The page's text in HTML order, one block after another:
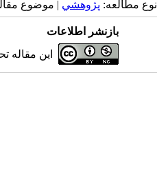
نوع مطالعه: پژوهشي | موضوع
بازنشر اطلاعات
این مقاله